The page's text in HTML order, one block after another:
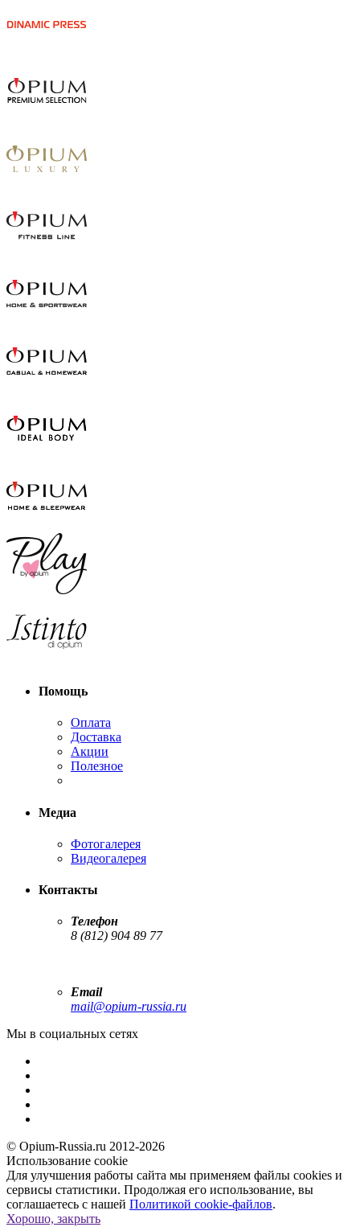
Помощь
Оплата
Доставка
Акции
Полезное
Медиа
Фотогалерея
Видеогалерея
Контакты
Телефон
8 (812) 904 89 77
Email
mail@opium-russia.ru
Мы в социальных сетях
© Opium-Russia.ru 2012-2026
Использование cookie
Для улучшения работы сайта мы применяем файлы cookies и
сервисы статистики. Продолжая его использование, вы
соглашаетесь с нашей Политикой cookie-файлов.
Хорошо, закрыть